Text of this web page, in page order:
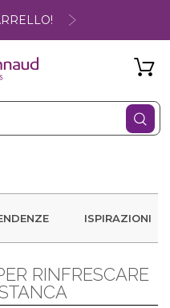
ISPIRAZIONI
RINFRESCARE